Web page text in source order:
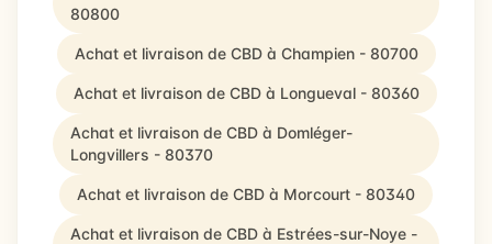
80800
Achat et livraison de CBD à Champien - 80700
Achat et livraison de CBD à Longueval - 80360
Achat et livraison de CBD à Domléger-
Longvillers - 80370
Achat et livraison de CBD à Morcourt - 80340
Achat et livraison de CBD à Estrées-sur-Noye -